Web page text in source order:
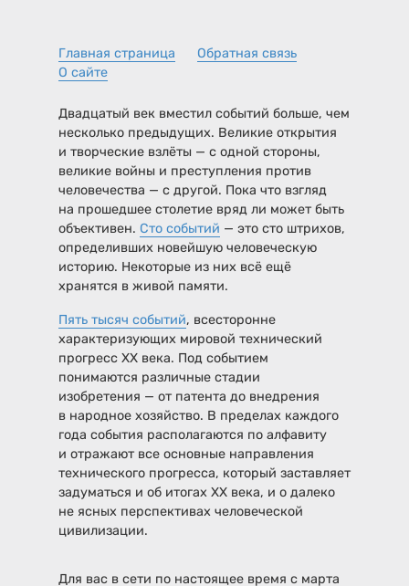
Главная страница
Обратная связь
О сайте
Двадцатый век вместил событий больше, чем
несколько предыдущих. Великие открытия
и творческие взлёты — с одной стороны,
великие войны и преступления против
человечества — с другой. Пока что взгляд
на прошедшее столетие вряд ли может быть
объективен. Сто событий — это сто штрихов,
определивших новейшую человеческую
историю. Некоторые из них всё ещё
хранятся в живой памяти.
Пять тысяч событий, всесторонне
характеризующих мировой технический
прогресс XX века. Под событием
понимаются различные стадии
изобретения — от патента до внедрения
в народное хозяйство. В пределах каждого
года события располагаются по алфавиту
и отражают все основные направления
технического прогресса, который заставляет
задуматься и об итогах XX века, и о далеко
не ясных перспективах человеческой
цивилизации.
Для вас в сети по настоящее время с марта